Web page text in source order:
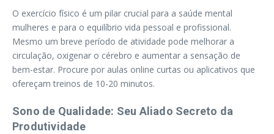
O exercício físico é um pilar crucial para a saúde mental
mulheres e para o equilíbrio vida pessoal e profissional.
Mesmo um breve período de atividade pode melhorar a
circulação, oxigenar o cérebro e aumentar a sensação de
bem-estar. Procure por aulas online curtas ou aplicativos que
ofereçam treinos de 10-20 minutos.
Sono de Qualidade: Seu Aliado Secreto da
Produtividade